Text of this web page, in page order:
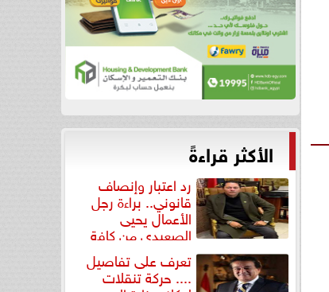
الأكثر قراءةً
رد اعتبار وإنصاف
قانوني.. براءة رجل
الأعمال يحيى
الصعيدي من كافة
التهم... تعرف على تفاصيل
.... حركة تنقلات